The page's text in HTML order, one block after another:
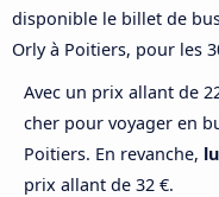
disponible le billet de
Orly à Poitiers, pour les
Avec un prix allant de
cher pour voyager en
Poitiers. En revanche,
prix allant de 32 €.